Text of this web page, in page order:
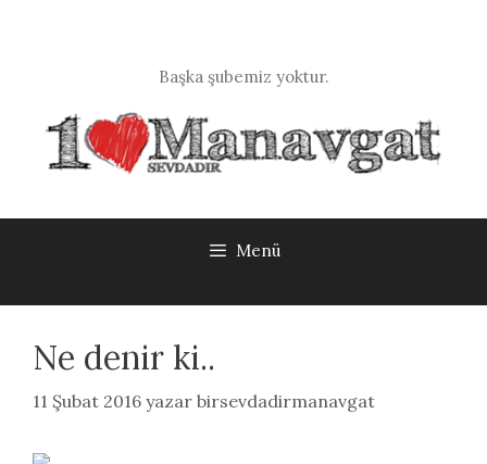
Başka şubemiz yoktur.
Menü
Ne denir ki..
11 Şubat 2016 yazar birsevdadirmanavgat